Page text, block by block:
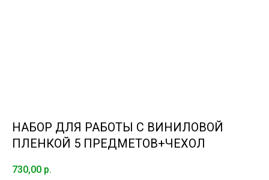
НАБОР ДЛЯ РАБОТЫ С ВИНИЛОВОЙ
ПЛЕНКОЙ 5 ПРЕДМЕТОВ+ЧЕХОЛ
730,00 р.